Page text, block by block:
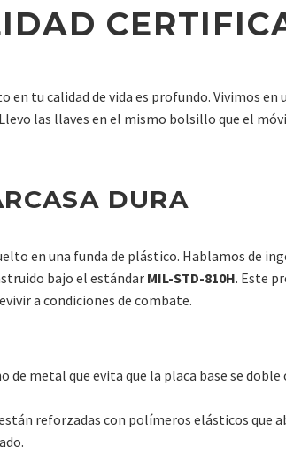
en tu calidad de vida es profundo. Vivimos
las llaves en el mismo bolsillo que el
DURA
en una funda de plástico. Hablamos de
bajo el estándar MIL-STD-810H. Este
a condiciones de combate.
de metal que evita que la placa base se
reforzadas con polímeros elásticos que